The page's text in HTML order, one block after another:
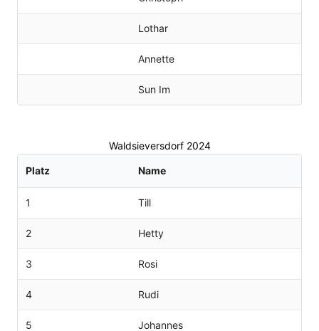
Lothar
Annette
Sun Im
Platz Name
Waldsieversdorf 2024
1 Till
2 Hetty
3 Rosi
4 Rudi
5 Johannes